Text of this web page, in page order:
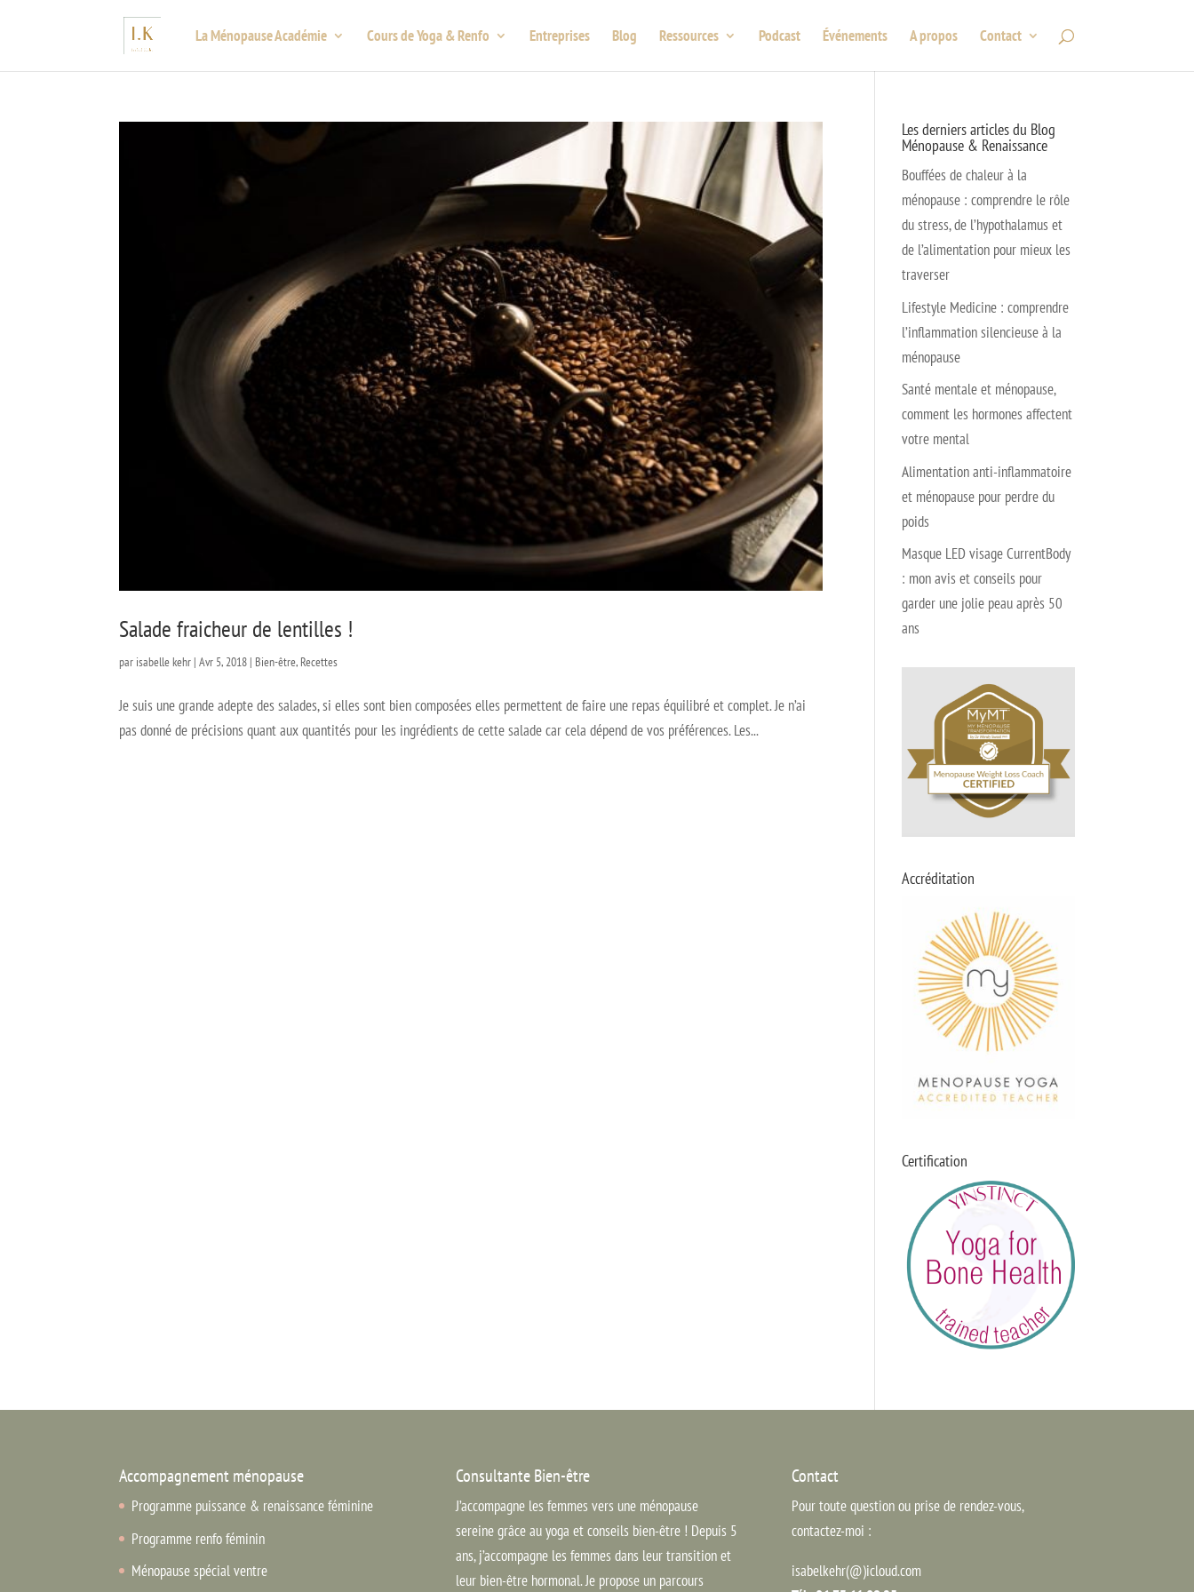
La Ménopause Académie Cours de Yoga & Renfo Entreprises Blog Ressources Podcast Événements A propos Contact
Salade fraicheur de lentilles !
par isabelle kehr |Avr 5, 2018 | Bien-être, Recettes
Je suis une grande adepte des salades, si elles sont bien composées elles permettent de faire une repas équilibré et complet. Je n’ai
pas donné de précisions quant aux quantités pour les ingrédients de cette salade car cela dépend de vos préférences. Les...
Les derniers articles du Blog
Ménopause & Renaissance
Bouffées de chaleur à la
ménopause : comprendre le rôle
du stress, de l’hypothalamus et
de l’alimentation pour mieux les
traverser
Lifestyle Medicine : comprendre
l’inflammation silencieuse à la
ménopause
Santé mentale et ménopause,
comment les hormones affectent
votre mental
Alimentation anti-inflammatoire
et ménopause pour perdre du
poids
Masque LED visage CurrentBody
: mon avis et conseils pour
garder une jolie peau après 50
ans
Accréditation
Certification
Accompagnement ménopause
Programme puissance & renaissance féminine
Programme renfo féminin
Ménopause spécial ventre
Consultante Bien-être
J’accompagne les femmes vers une ménopause
sereine grâce au yoga et conseils bien-être ! Depuis 5
ans, j’accompagne les femmes dans leur transition et
leur bien-être hormonal. Je propose un parcours
Contact
Pour toute question ou prise de rendez-vous,
contactez-moi :
isabelkehr(@)icloud.com